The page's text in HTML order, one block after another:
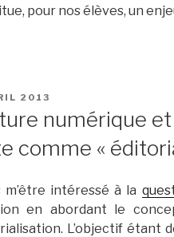
pour nos élèves, un
2013
numérique
comme «
m’être intéressé à la
en abordant le
L’objectif étant